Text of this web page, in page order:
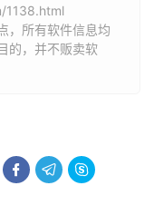
1138.html
，所有软件信息均
的，并不贩卖软
  